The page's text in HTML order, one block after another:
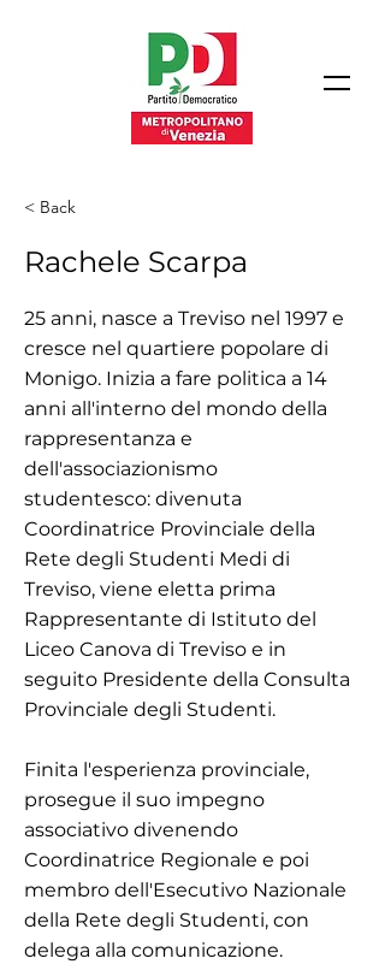
< Back
Rachele Scarpa
25 anni, nasce a Treviso nel 1997 e
cresce nel quartiere popolare di
Monigo. Inizia a fare politica a 14
anni all'interno del mondo della
rappresentanza e
dell'associazionismo
studentesco: divenuta
Coordinatrice Provinciale della
Rete degli Studenti Medi di
Treviso, viene eletta prima
Rappresentante di Istituto del
Liceo Canova di Treviso e in
seguito Presidente della Consulta
Provinciale degli Studenti.
Finita l'esperienza provinciale,
prosegue il suo impegno
associativo divenendo
Coordinatrice Regionale e poi
membro dell'Esecutivo Nazionale
della Rete degli Studenti, con
delega alla comunicazione.